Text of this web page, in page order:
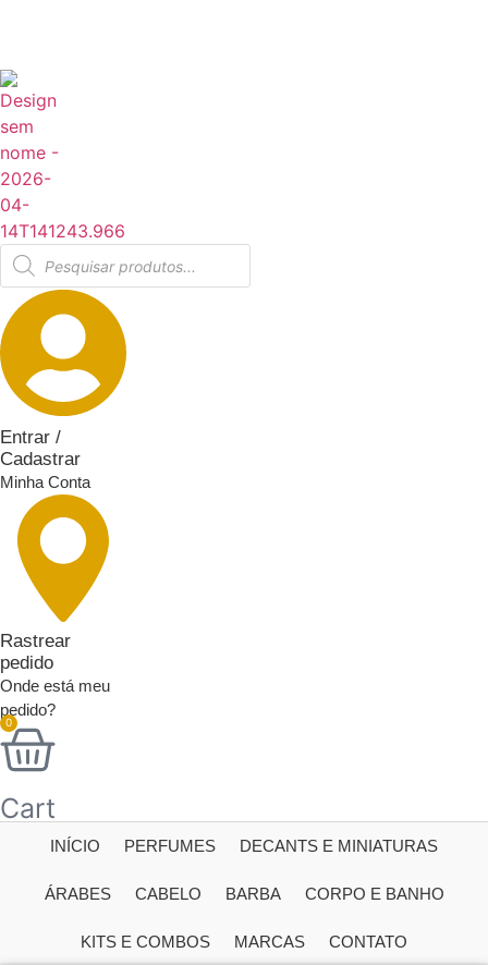
o
conteúdo
Pesquisar
produtos
Entrar /
Cadastrar
Minha Conta
Rastrear
pedido
Onde está meu
pedido?
0
Cart
INÍCIO PERFUMES DECANTS E MINIATURAS
ÁRABES CABELO BARBA CORPO E BANHO
KITS E COMBOS MARCAS CONTATO